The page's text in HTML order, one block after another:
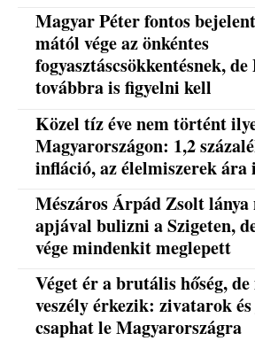
Magyar Péter fontos
mától vége az önkéntes
fogyasztáscsökkentésnek,
továbbra is figyelni kell
Közel tíz éve nem történt
Magyarországon: 1,2
infláció, az élelmiszerek ára
Mészáros Árpád Zsolt
apjával bulizni a Szigeten,
vége mindenkit meglepett
Véget ér a brutális hőség,
veszély érkezik: zivatarok és
csaphat le Magyarországra